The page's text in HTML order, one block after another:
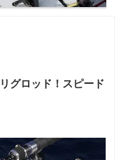
グロッド！スピード